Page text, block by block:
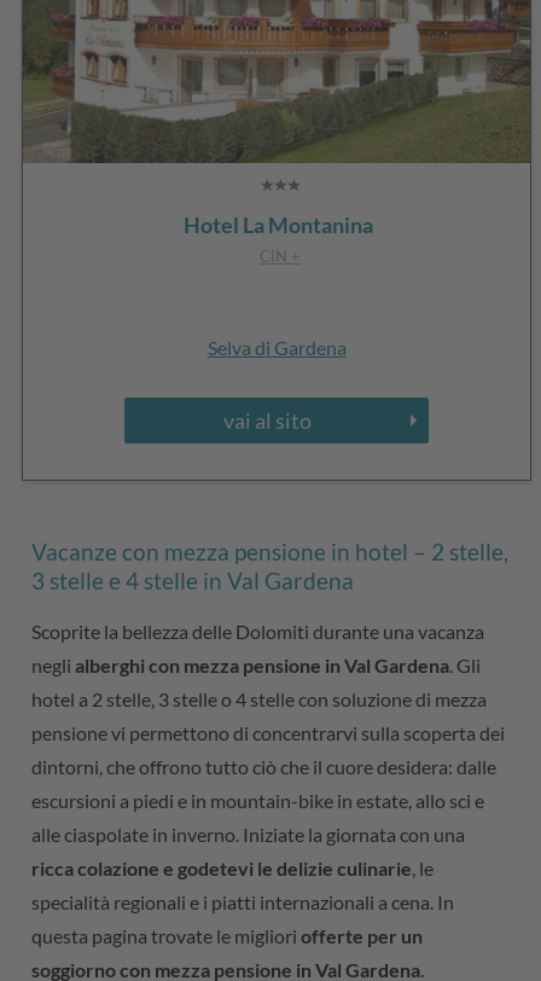
Hotel La Montanina
CIN +
Selva di Gardena
vai al sito
Vacanze con mezza pensione in hotel – 2 stelle,
3 stelle e 4 stelle in Val Gardena
Scoprite la bellezza delle Dolomiti durante una vacanza
negli alberghi con mezza pensione in Val Gardena . Gli
hotel a 2 stelle, 3 stelle o 4 stelle con soluzione di mezza
pensione vi permettono di concentrarvi sulla scoperta dei
dintorni, che offrono tutto ciò che il cuore desidera: dalle
escursioni a piedi e in mountain-bike in estate, allo sci e
alle ciaspolate in inverno. Iniziate la giornata con una
ricca colazione e godetevi le delizie culinarie , le
specialità regionali e i piatti internazionali a cena. In
questa pagina trovate le miglioriofferte per un
soggiorno con mezza pensione in Val Gardena